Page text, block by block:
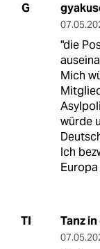
G
"die
Mich
würde
Ich
TI Tanz